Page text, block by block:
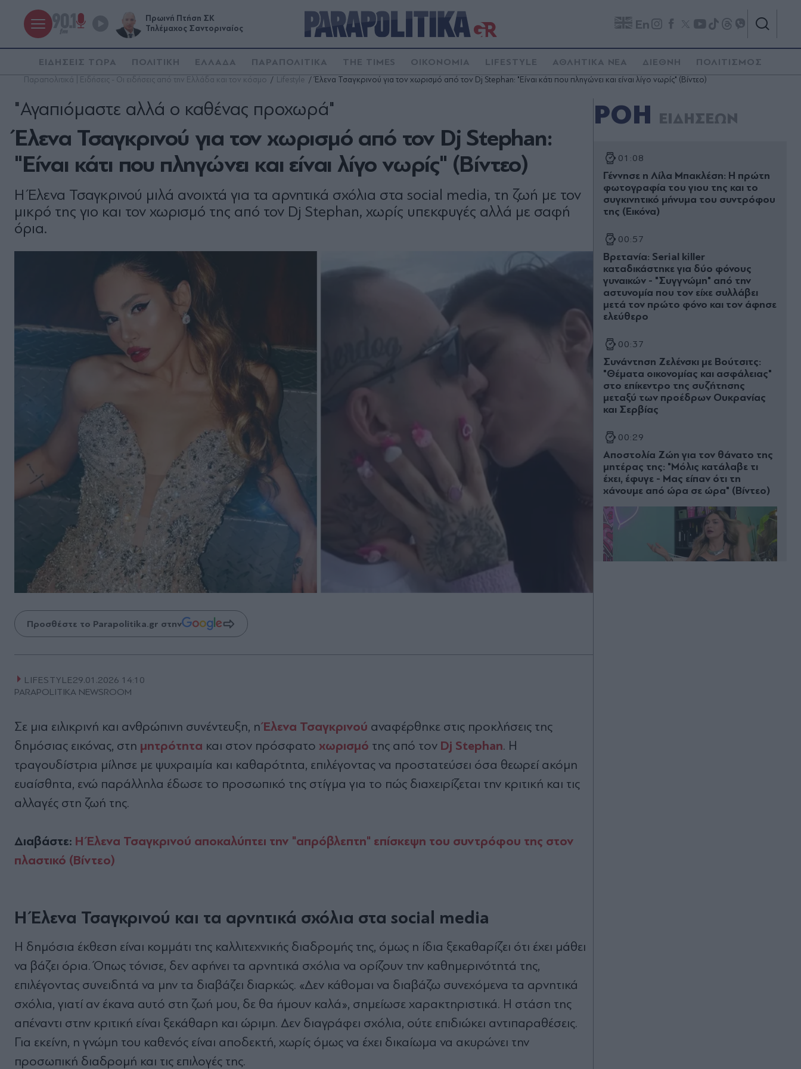
Πρωινή Πτήση ΣΚ
Τηλέμαχος Σαντοριναίος
En
ΕΙΔΗΣΕΙΣ ΤΩΡΑ ΠΟΛΙΤΙΚΗ ΕΛΛΑΔΑ ΠΑΡΑΠΟΛΙΤΙΚΑ THE TIMES ΟΙΚΟΝΟΜΙΑ LIFESTYLE ΑΘΛΗΤΙΚΑ ΝΕΑ ΔΙΕΘΝΗ ΠΟΛΙΤΙΣΜΟΣ
Παραπολιτικά | Ειδήσεις - Οι ειδήσεις από την Ελλάδα και τον κόσμο Lifestyle Έλενα Τσαγκρινού για τον χωρισμό από τον Dj Stephan: "Είναι κάτι που πληγώνει και είναι λίγο νωρίς" (Βίντεο)
Έλενα Τσαγκρινού για τον χωρισμό από τον Dj Stephan:
"Είναι κάτι που πληγώνει και είναι λίγο νωρίς" (Βίντεο)
"Αγαπιόμαστε αλλά ο καθένας προχωρά"
Η Έλενα Τσαγκρινού μιλά ανοιχτά για τα αρνητικά σχόλια στα social media, τη ζωή με τον
μικρό της γιο και τον χωρισμό της από τον Dj Stephan, χωρίς υπεκφυγές αλλά με σαφή
όρια.
Προσθέστε το Parapolitika.gr στην
LIFESTYLE29.01.2026 14:10
PARAPOLITIKA NEWSROOM
Σε μια ειλικρινή και ανθρώπινη συνέντευξη, ηΈλενα Τσαγκρινού αναφέρθηκε στις προκλήσεις της
δημόσιας εικόνας, στη μητρότητα και στον πρόσφατο χωρισμό της από τον Dj Stephan. Η
τραγουδίστρια μίλησε με ψυχραιμία και καθαρότητα, επιλέγοντας να προστατεύσει όσα θεωρεί ακόμη
ευαίσθητα, ενώ παράλληλα έδωσε το προσωπικό της στίγμα για το πώς διαχειρίζεται την κριτική και τις
αλλαγές στη ζωή της.
Διαβάστε: H Έλενα Τσαγκρινού αποκαλύπτει την "απρόβλεπτη" επίσκεψη του συντρόφου της στον
πλαστικό (Βίντεο)
Η Έλενα Τσαγκρινού και τα αρνητικά σχόλια στα social media
Η δημόσια έκθεση είναι κομμάτι της καλλιτεχνικής διαδρομής της, όμως η ίδια ξεκαθαρίζει ότι έχει μάθει
να βάζει όρια. Όπως τόνισε, δεν αφήνει τα αρνητικά σχόλια να ορίζουν την καθημερινότητά της,
επιλέγοντας συνειδητά να μην τα διαβάζει διαρκώς. «Δεν κάθομαι να διαβάζω συνεχόμενα τα αρνητικά
σχόλια, γιατί αν έκανα αυτό στη ζωή μου, δε θα ήμουν καλά», σημείωσε χαρακτηριστικά. Η στάση της
απέναντι στην κριτική είναι ξεκάθαρη και ώριμη. Δεν διαγράφει σχόλια, ούτε επιδιώκει αντιπαραθέσεις.
Για εκείνη, η γνώμη του καθενός είναι αποδεκτή, χωρίς όμως να έχει δικαίωμα να ακυρώνει την
προσωπική διαδρομή και τις επιλογές της.
ΡΟΗ ΕΙΔΗΣΕΩΝ
01:08
Γέννησε η Λίλα Μπακλέση: Η πρώτη
φωτογραφία του γιου της και το
συγκινητικό μήνυμα του συντρόφου
της (Εικόνα)
00:57
Βρετανία: Serial killer
καταδικάστηκε για δύο φόνους
γυναικών - "Συγγνώμη" από την
αστυνομία που τον είχε συλλάβει
μετά τον πρώτο φόνο και τον άφησε
ελεύθερο
00:37
Συνάντηση Ζελένσκι με Βούτσιτς:
"Θέματα οικονομίας και ασφάλειας"
στο επίκεντρο της συζήτησης
μεταξύ των προέδρων Ουκρανίας
και Σερβίας
00:29
Αποστολία Ζώη για τον θάνατο της
μητέρας της: "Μόλις κατάλαβε τι
έχει, έφυγε - Μας είπαν ότι τη
χάνουμε από ώρα σε ώρα" (Βίντεο)